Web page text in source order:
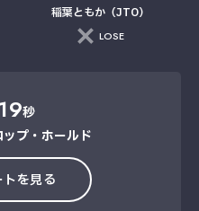
稲葉ともか（JTO）
LOSE
19秒
プ・ホールド
を見る